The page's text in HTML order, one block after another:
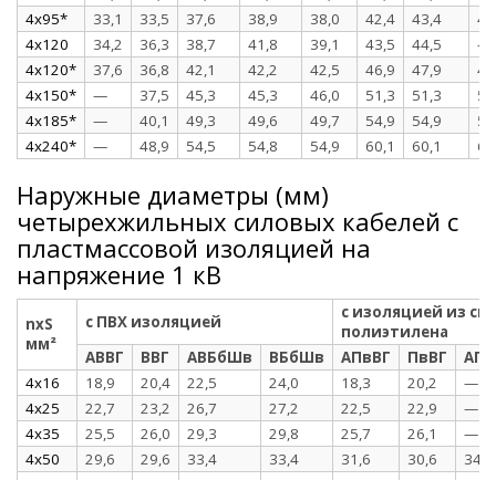
4x95*
33,1 33,5 37,6 38,9 38,0 42,4 43,4
4x120
34,2 36,3 38,7 41,8 39,1 43,5 44,5
—
4x120*
37,6 36,8 42,1 42,2 42,5 46,9 47,9
4x150*
— 37,5 45,3 45,3 46,0 51,3 51,3
4x185*
— 40,1 49,3 49,6 49,7 54,9 54,9
4x240*
— 48,9 54,5 54,8 54,9 60,1 60,1
Наружные диаметры (мм)
четырехжильных силовых кабелей с
пластмассовой изоляцией на
напряжение 1 кВ
nxS
мм²
с ПВХ изоляцией
с изоляцией из
полиэтилена
АВВГ
ВВГ АВБбШв ВБбШв АПвВГ ПвВГ
4x16
18,9 20,4 22,5 24,0 18,3 20,2
—
4x25
22,7 23,2 26,7 27,2 22,5 22,9
—
4x35
25,5 26,0 29,3 29,8 25,7 26,1
—
4x50
29,6 29,6 33,4 33,4 31,6 30,6
34,7